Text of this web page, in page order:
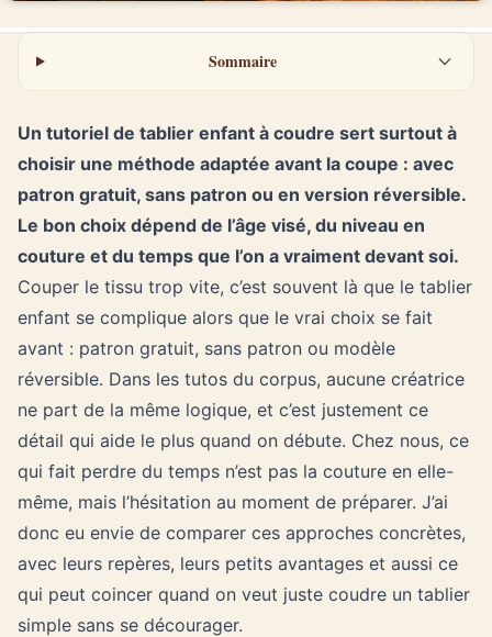
Sommaire
Un tutoriel de tablier enfant à coudre sert surtout à
choisir une méthode adaptée avant la coupe : avec
patron gratuit, sans patron ou en version réversible.
Le bon choix dépend de l’âge visé, du niveau en
couture et du temps que l’on a vraiment devant soi.
Couper le tissu trop vite, c’est souvent là que le tablier
enfant se complique alors que le vrai choix se fait
avant : patron gratuit, sans patron ou modèle
réversible. Dans les tutos du corpus, aucune créatrice
ne part de la même logique, et c’est justement ce
détail qui aide le plus quand on débute. Chez nous, ce
qui fait perdre du temps n’est pas la couture en elle-
même, mais l’hésitation au moment de préparer. J’ai
donc eu envie de comparer ces approches concrètes,
avec leurs repères, leurs petits avantages et aussi ce
qui peut coincer quand on veut juste coudre un tablier
simple sans se décourager.